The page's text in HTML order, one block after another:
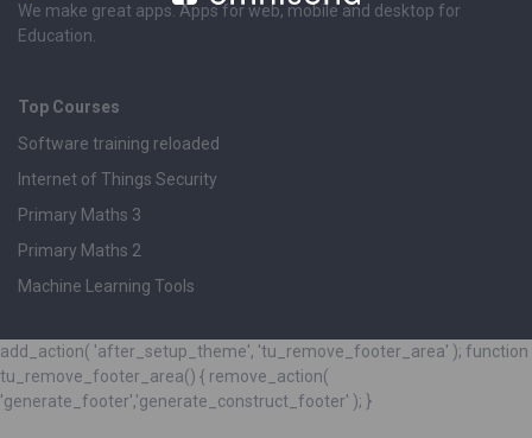
We make great apps. Apps for web, mobile and desktop for
Education.
Top Courses
Software training reloaded
Internet of Things Security
Primary Maths 3
Primary Maths 2
Machine Learning Tools
add_action( 'after_setup_theme', 'tu_remove_footer_area' ); function
tu_remove_footer_area() { remove_action(
'generate_footer','generate_construct_footer' ); }